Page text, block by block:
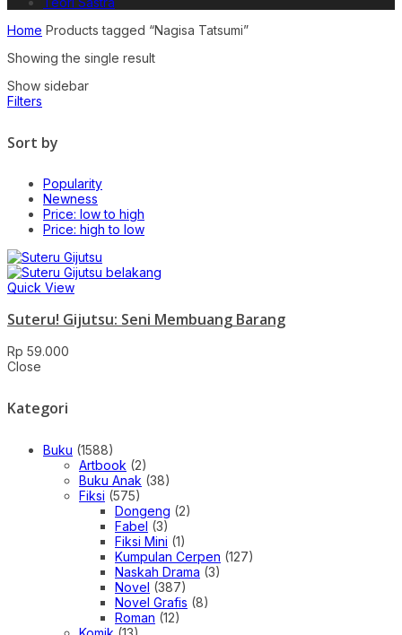
Home Products tagged “Nagisa Tatsumi”
Showing the single result
Show sidebar
Filters
Sort by
Popularity
Newness
Price: low to high
Price: high to low
Quick View
Suteru! Gijutsu: Seni Membuang Barang
Rp 59.000
Close
Kategori
Buku (1588)
Artbook (2)
Buku Anak (38)
Fiksi (575)
Dongeng (2)
Fabel (3)
Fiksi Mini (1)
Kumpulan Cerpen (127)
Naskah Drama (3)
Novel (387)
Novel Grafis (8)
Roman (12)